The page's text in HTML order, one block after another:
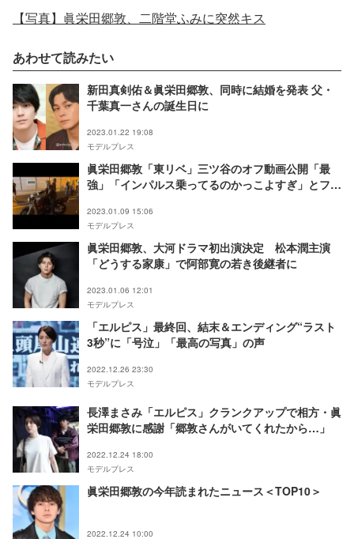
【写真】眞栄田郷敦、二階堂ふみに突然キス
あわせて読みたい
新田真剣佑＆眞栄田郷敦、同時に結婚を発表 父・
千葉真一さんの誕生日に
2023.01.22 19:08
モデルプレス
眞栄田郷敦「東リベ」三ツ谷のオフ動画公開「最
強」「インパルス乗ってるのかっこよすぎ」とファ
2023.01.09 15:06
モデルプレス
眞栄田郷敦、大河ドラマ初出演決定 松本潤主演
「どうする家康」で阿部寛の若き後継者に
2023.01.06 12:01
モデルプレス
「エルピス」最終回、結末＆エンディング“ラスト
3秒”に「号泣」「最高の写真」の声
2022.12.26 23:30
モデルプレス
長澤まさみ「エルピス」クランクアップで相方・眞
栄田郷敦に感謝「郷敦さんがいてくれたから…」
2022.12.24 18:00
モデルプレス
眞栄田郷敦の今年読まれたニュース＜TOP10＞
2022.12.24 10:00